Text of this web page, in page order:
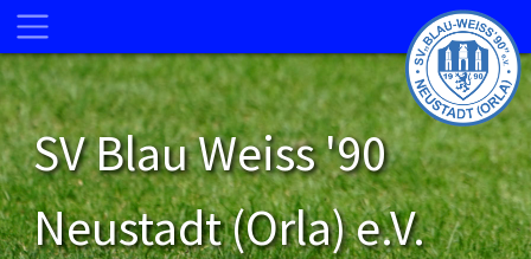
SV Blau Weiss '90
Neustadt (Orla) e.V.